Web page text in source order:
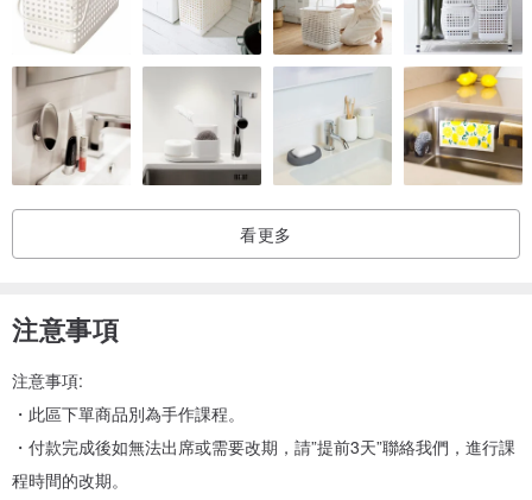
本課程不論男女老少都非常合適，有別以往同質性高的手作課程，串
串手作課程將由手作老師協助創作者將創意發想的點子親手設計且制
作出來。
一、原木、果實、水晶礦石的認識
二、飾物整體構想、討論及最終設計
三、森森不息飾物制作時間
看更多
注意事項
注意事項:
・此區下單商品別為手作課程。
・付款完成後如無法出席或需要改期，請”提前3天”聯絡我們，進行課
程時間的改期。